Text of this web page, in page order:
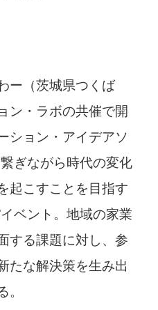
ー（茨城県つくば
ン・ラボの共催で開
ション・アイデアソ
ぎながら時代の変化
起こすことを目指す
ベント。地域の家業
する課題に対し、参
たな解決策を生み出
。